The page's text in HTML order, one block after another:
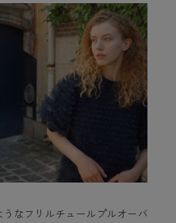
なフリルチュールプルオーバ